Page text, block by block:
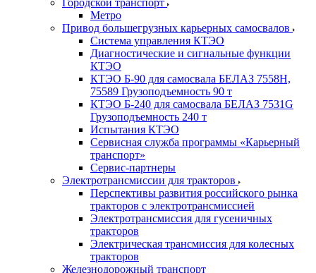
Городской транспорт
Метро
Привод большегрузных карьерных самосвалов
Система управления КТЭО
Диагностические и сигнальные функции
КТЭО
КТЭО Б-90 для самосвала БЕЛАЗ 7558H,
75589 Грузоподъемность 90 т
КТЭО Б-240 для самосвала БЕЛАЗ 7531G
Грузоподъемность 240 т
Испытания КТЭО
Сервисная служба программы «Карьерный
транспорт»
Сервис-партнеры
Электротрансмиссии для тракторов
Перспективы развития российского рынка
тракторов с электротрансмиссией
Электротрансмиссия для гусеничных
тракторов
Электрическая трансмиссия для колесных
тракторов
Железнодорожный транспорт